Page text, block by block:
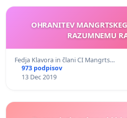
OHRANITEV
RAZUMNEMU
Fedja Klavora in člani CI Mangrts…
973 podpisov
13 Dec 2019